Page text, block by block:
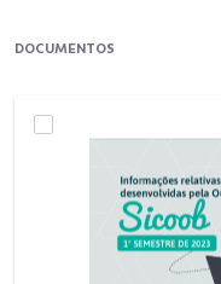
DOCUMENTOS